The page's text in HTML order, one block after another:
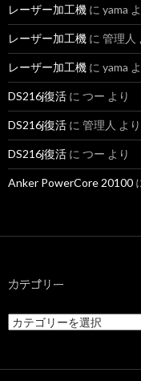
レーザー加工機 に yama
レーザー加工機 に 管理人
レーザー加工機 に yama
DS216j復活 に つー より
DS216j復活 に 管理人 より
DS216j復活 に つー より
Anker PowerCore 20100
カテゴリー
カ
テ